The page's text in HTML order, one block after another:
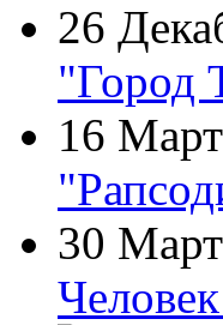
26
"Город
16 Март
30 Март